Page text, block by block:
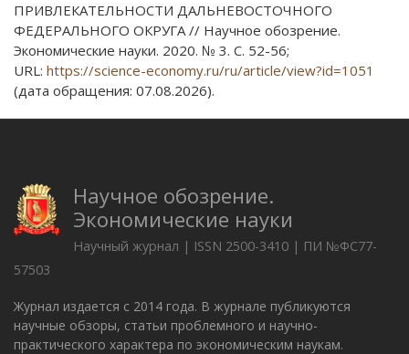
ПРИВЛЕКАТЕЛЬНОСТИ ДАЛЬНЕВОСТОЧНОГО
ФЕДЕРАЛЬНОГО ОКРУГА // Научное обозрение.
Экономические науки. 2020. № 3. С. 52-56;
URL: https://science-economy.ru/ru/article/view?id=1051
(дата обращения: 07.08.2026).
Научное обозрение.
Экономические науки
Научный журнал | ISSN 2500-3410 | ПИ №ФС77-
57503
Журнал издается с 2014 года. В журнале публикуются
научные обзоры, статьи проблемного и научно-
практического характера по экономическим наукам.